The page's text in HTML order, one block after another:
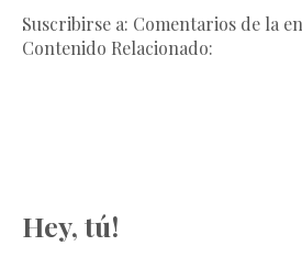
Suscribirse a: Comentarios de la
Contenido Relacionado:
Hey, tú!